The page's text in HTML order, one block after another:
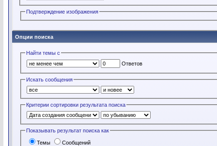
Подтверждение изображения
Опции поиска
Найти темы с
Ответов
Искать сообщения
Критерии сортировки результата поиска
Показывать результат поиска как
Темы Сообщений